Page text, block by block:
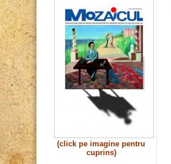
(click pe imagine pentru
cuprins)